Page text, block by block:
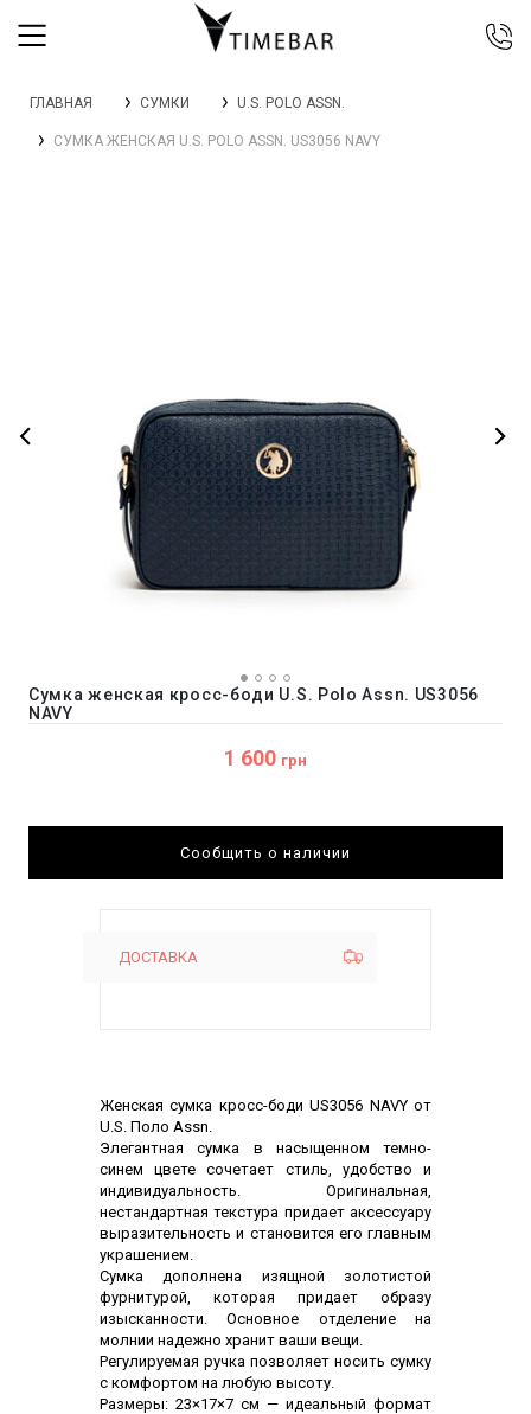
044 392 44 45
067 344 14 44 (viber)
ГЛАВНАЯ СУМКИ U.S. POLO ASSN.
СУМКА ЖЕНСКАЯ U.S. POLO ASSN. US3056 NAVY
Сумка женская кросс-боди U.S. Polo Assn. US3056
NAVY
1 600 грн
Сообщить о наличии
ДОСТАВКА
Описание
Женская сумка кросс-боди US3056 NAVY от
U.S. Поло Assn.
Элегантная сумка в насыщенном темно-
синем цвете сочетает стиль, удобство и
индивидуальность. Оригинальная,
нестандартная текстура придает аксессуару
выразительность и становится его главным
украшением.
Сумка дополнена изящной золотистой
фурнитурой, которая придает образу
изысканности. Основное отделение на
молнии надежно хранит ваши вещи.
Регулируемая ручка позволяет носить сумку
с комфортом на любую высоту.
Размеры: 23×17×7 см — идеальный формат